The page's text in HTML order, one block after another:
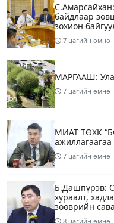
байдлаар
зохион
7 цагийн өмнө
МАРГААШ:
7 цагийн өмнө
МИАТ ТӨХК
7 цагийн өмнө
Б.Дашпүрэв:
хураалт,
зөөврийн
8 цагийн өмнө